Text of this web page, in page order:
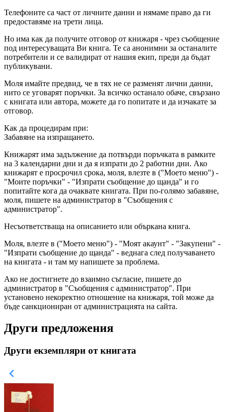
Телефоните са част от личните данни и нямаме право да ги
предоставяме на трети лица.
Но има как да получите отговор от книжаря - чрез съобщение
под интересуващата Ви книга. Те са анонимни за останалите
потребители и се валидират от нашия екип, преди да бъдат
публикувани.
Моля имайте предвид, че в тях не се разменят лични данни,
нито се уговарят поръчки. За всичко останало обаче, свързано
с книгата или автора, можете да го попитате и да изчакате за
отговор.
Как да процедирам при:
Забавяне на изпращането.
Книжарят има задължение да потвърди поръчката в рамките
на 3 календарни дни и да я изпрати до 2 работни дни. Ако
книжарят е просрочил срока, моля, влезте в ("Моето меню") -
"Моите поръчки" - "Изпрати съобщение до щанда" и го
попитайте кога да очаквате книгата. При по-голямо забавяне,
моля, пишете на администратор в "Съобщения с
администратор".
Несъответстваща на описанието или объркана книга.
Моля, влезте в ("Моето меню") - "Моят акаунт" - "Закупени" -
"Изпрати съобщение до щанда" - веднага след получаването
на книгата - и там му напишете за проблема.
Ако не достигнете до взаимно съгласие, пишете до
администратор в "Съобщения с администратор". При
установено некоректно отношение на книжаря, той може да
бъде санкциониран от администрацията на сайта.
Други предложения
Други екземпляри от книгата